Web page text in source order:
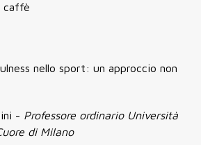
caffè
nello sport: un approccio non
- Professore ordinario Università
di Milano